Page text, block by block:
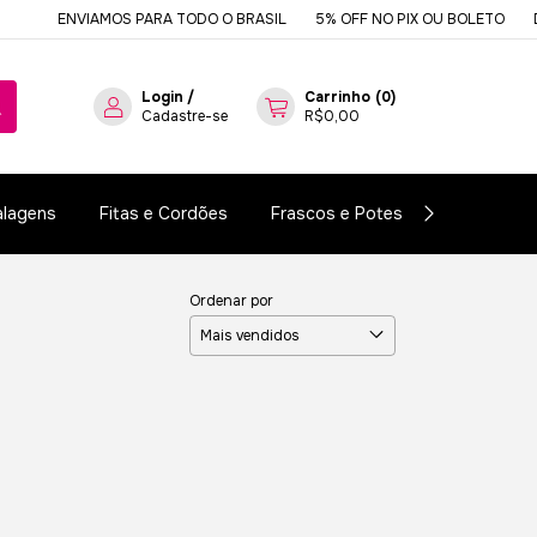
ENVIAMOS PARA TODO O BRASIL 5% OFF NO PIX OU BOLETO
Login /
Cadastre-se
Carrinho (0)
R$0,00
Fitas e Cordões Frascos e Potes
Ordenar por